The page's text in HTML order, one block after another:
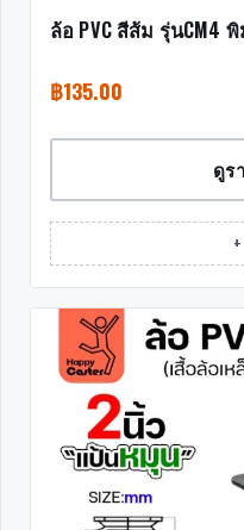
ล้อ PVC สีส้ม รุ่นCM4
฿135.00
ดูร